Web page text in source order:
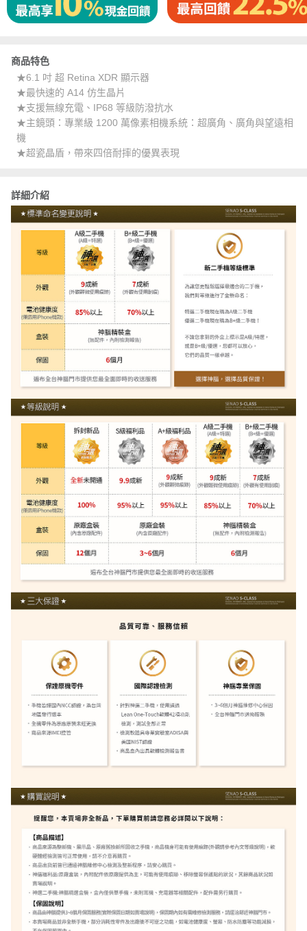
商品特色
★6.1 吋 超 Retina XDR 顯示器
★最快速的 A14 仿生晶片
★支援無線充電、IP68 等級防潑抗水
★主鏡頭：專業級 1200 萬像素相機系統：超廣角、廣角與望遠相
機
★超瓷晶盾，帶來四倍耐摔的優異表現
詳細介紹